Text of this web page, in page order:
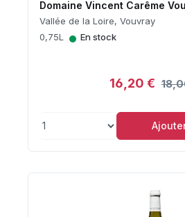
Domaine Vincent Carême
Vallée de la Loire, Vouvray
0,75L
• En stock
16,20 €